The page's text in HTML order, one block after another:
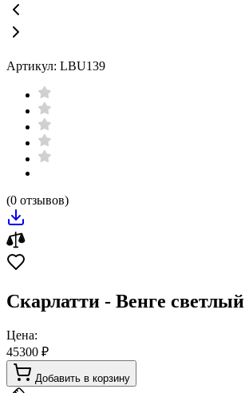
Артикул: LBU139
(0 отзывов)
Скарлатти - Венге светлый
Цена:
45300 ₽
Добавить в корзину